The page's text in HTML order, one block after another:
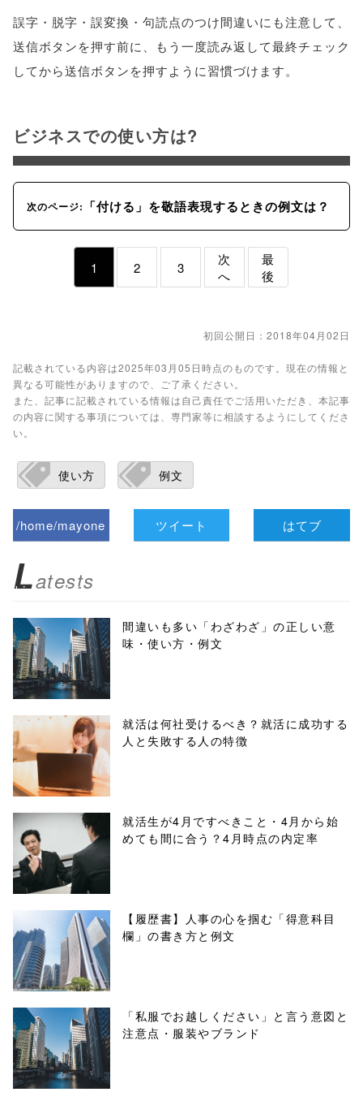
誤字・脱字・誤変換・句読点のつけ間違いにも注意して、
送信ボタンを押す前に、もう一度読み返して最終チェック
してから送信ボタンを押すように習慣づけます。
ビジネスでの使い方は?
次のページ: 「付ける」を敬語表現するときの例文は？
1 2 3
次
へ
最
後
初回公開日：2018年04月02日
記載されている内容は2025年03月05日時点のものです。現在の情報と
異なる可能性がありますので、ご了承ください。
また、記事に記載されている情報は自己責任でご活用いただき、本記事
の内容に関する事項については、専門家等に相談するようにしてくださ
い。
使い方 例文
/home/mayone
biz.jp/public_ht
ml/wp-
content/themes
/tapbiz_theme/
parts/sns-
buttons.php on
line10
/1040478"
onclick="windo
w.open(this.hre
f, 'Gwindow',
'width=550,
height=450,
menubar=no,
toolbar=no,
scrollbars=yes'
ツイート はてブ
Latests
間違いも多い「わざわざ」の正しい意
味・使い方・例文
就活は何社受けるべき？就活に成功する
人と失敗する人の特徴
就活生が4月ですべきこと・4月から始
めても間に合う？4月時点の内定率
【履歴書】人事の心を掴む「得意科目
欄」の書き方と例文
「私服でお越しください」と言う意図と
注意点・服装やブランド